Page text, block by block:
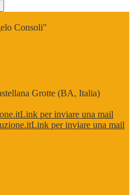
Consoli"
Grotte (BA, Italia)
Link per inviare una mail
Link per inviare una mail